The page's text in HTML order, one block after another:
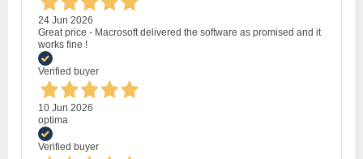
24 Jun 2026
Great price - Macrosoft delivered the software as promised and it
works fine !
Verified buyer
10 Jun 2026
optima
Verified buyer